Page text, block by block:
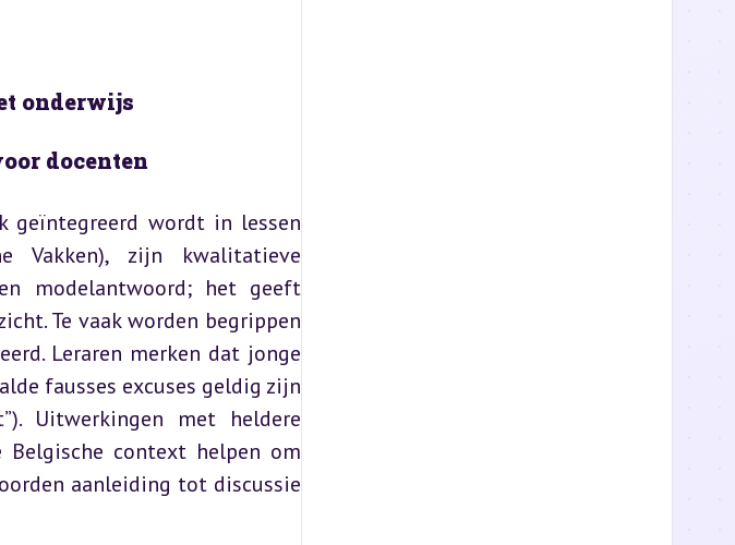
onderwijs
docenten
geïntegreerd wordt in lessen
Vakken), zijn kwalitatieve
modelantwoord; het geeft
Te vaak worden begrippen
Leraren merken dat jonge
fausses excuses geldig zijn
Uitwerkingen met heldere
context helpen om
aanleiding tot discussie